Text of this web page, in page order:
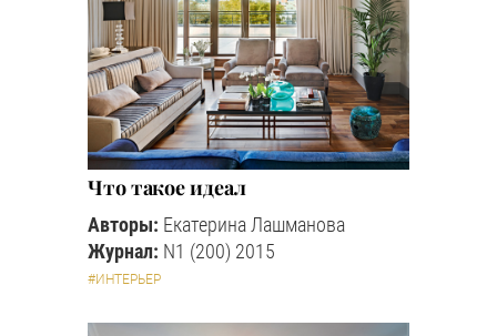
Что такое идеал
Авторы: Екатерина Лашманова
Журнал: N1 (200) 2015
#ИНТЕРЬЕР